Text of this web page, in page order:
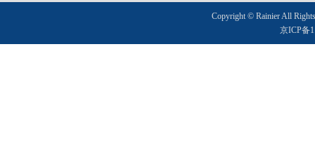
Copyright © Rainier All
京ICP备